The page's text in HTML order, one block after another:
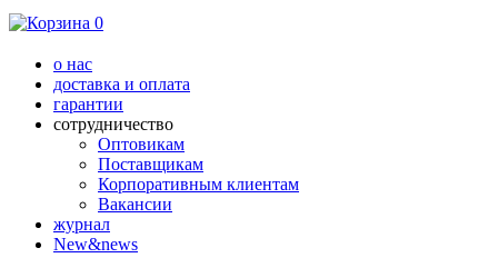
0
о нас
доставка и оплата
гарантии
сотрудничество
Оптовикам
Поставщикам
Корпоративным клиентам
Вакансии
журнал
New&news